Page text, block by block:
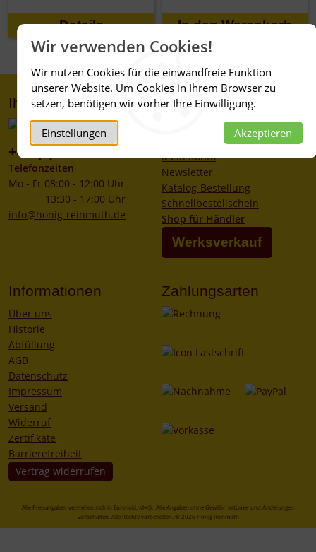
Wir verwenden Cookies!
Wir nutzen Cookies für die einwandfreie Funktion
unserer Website. Um Cookies in Ihrem Browser zu
setzen, benötigen wir vorher Ihre Einwilligung.
Einstellungen Akzeptieren
Details
Ihr Kontakt zu uns
+49 (0)6267 1021
Telefonzeiten
Mo - Fr 08:00 - 12:00 Uhr
13:30 - 17:00 Uhr
info@honig-reinmuth.de
Service
Mein Konto
Newsletter
Katalog-Bestellung
Schnellbestellschein
Shop für Händler
Werksverkauf
Informationen
Über uns
Historie
Abfüllung
AGB
Datenschutz
Impressum
Versand
Widerruf
Zertifikate
Barrierefreiheit
Vertrag widerrufen
Zahlungsarten
Alle Preisangaben verstehen sich in Euro inkl. MwSt. Alle Angaben ohne Gewähr. Irrtümer und Änderungen
vorbehalten. Alle Rechte vorbehalten. © 2026 Honig Reinmuth